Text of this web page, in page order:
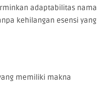
adaptabilitas nama
kehilangan esensi yang
memiliki makna